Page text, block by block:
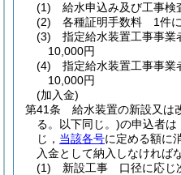
(1)
給水申込み及び工事検
(2)
各種証明手数料 1件
(3)
指定給水装置工事事
10,000円
(4)
指定給水装置工事事
10,000円
(加入金)
第41条
給水装置の新設又は
る。以下同じ。)の申込者は
じ， 当該各号に定める額に
入金として納入しなければ
(1)
新設工事 口径に応じ